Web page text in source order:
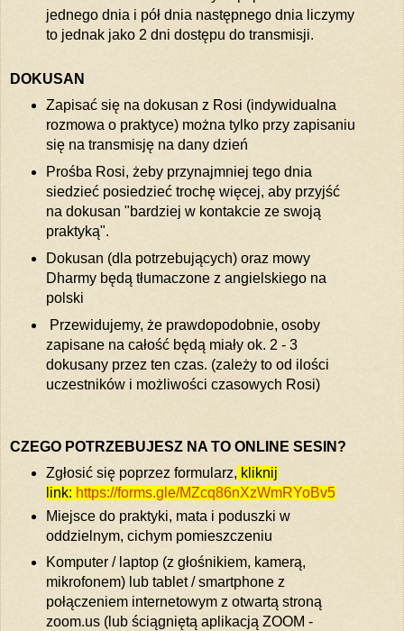
jednego dnia i pół dnia następnego dnia liczymy
to jednak jako 2 dni dostępu do transmisji.
DOKUSAN
Zapisać się na dokusan z Rosi (indywidualna
rozmowa o praktyce) można tylko przy zapisaniu
się na transmisję na dany dzień
Prośba Rosi, żeby przynajmniej tego dnia
siedzieć posiedzieć trochę więcej, aby przyjść
na dokusan "bardziej w kontakcie ze swoją
praktyką".
Dokusan (dla potrzebujących) oraz mowy
Dharmy będą tłumaczone z angielskiego na
polski
Przewidujemy, że prawdopodobnie, osoby
zapisane na całość będą miały ok. 2 - 3
dokusany przez ten czas. (zależy to od ilości
uczestników i możliwości czasowych Rosi)
CZEGO POTRZEBUJESZ NA TO ONLINE SESIN?
Zgłosić się poprzez formularz, kliknij
link: https://forms.gle/MZcq86nXzWmRYoBv5
Miejsce do praktyki, mata i poduszki w
oddzielnym, cichym pomieszczeniu
Komputer / laptop (z głośnikiem, kamerą,
mikrofonem) lub tablet / smartphone z
połączeniem internetowym z otwartą stroną
zoom.us (lub ściągniętą aplikacją ZOOM -